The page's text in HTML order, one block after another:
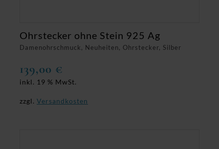
Damenohrschmuck, Neuheiten, Ohrstecker, Silber
Ohrstecker ohne Stein 925 Ag
139,00 €
inkl. 19 % MwSt.
zzgl. Versandkosten